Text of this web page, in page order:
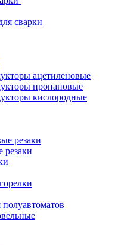
сварки
ацетиленовые
пропановые
кислородные
резаки
резаки
полуавтоматов